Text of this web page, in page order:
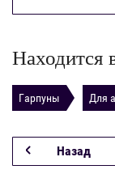
Находится
Гарпуны Для
Назад